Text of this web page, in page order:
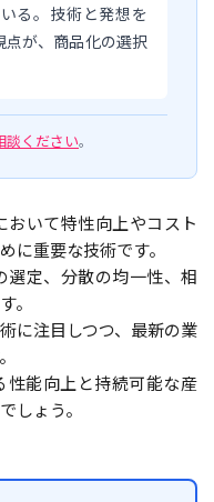
る。技術と発想を
が、商品化の選択
談ください。
いて特性向上やコスト
に重要な技術です。
選定、分散の均一性、相
。
に注目しつつ、最新の業
性能向上と持続可能な産
しょう。